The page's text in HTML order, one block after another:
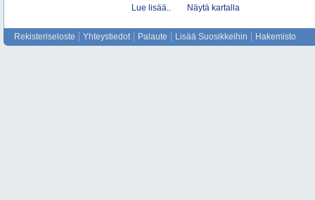
Lue lisää..
Näytä kartalla
Rekisteriseloste Yhteystiedot Palaute Lisää Suosikkeihin Hakemisto